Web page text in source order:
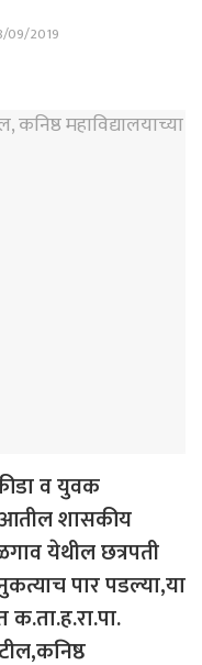
09/2019
व युवक
शासकीय
येथील छत्रपती
पार पडल्या,या
क.ता.ह.रा.पा.